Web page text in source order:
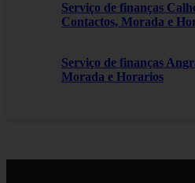
Serviço de finanças
Contactos, Morada e
Serviço de finanças
Morada e Horarios